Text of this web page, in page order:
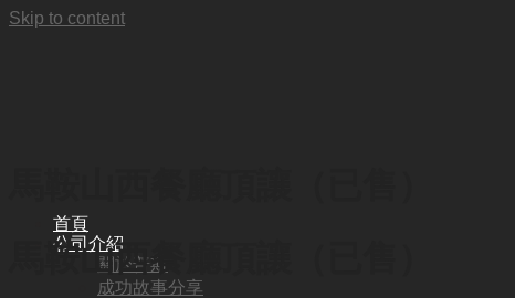
Skip to content
首頁
公司介紹
關於普斯
成功故事分享
馬鞍山西餐廳頂讓（已售）